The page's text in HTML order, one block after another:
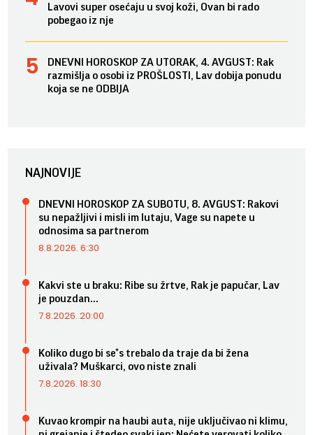
Lavovi super osećaju u svoj koži, Ovan bi rado
pobegao iz nje
DNEVNI HOROSKOP ZA UTORAK, 4. AVGUST: Rak
razmišlja o osobi iz PROŠLOSTI, Lav dobija ponudu
koja se ne ODBIJA
NAJNOVIJE
DNEVNI HOROSKOP ZA SUBOTU, 8. AVGUST: Rakovi
su nepažljivi i misli im lutaju, Vage su napete u
odnosima sa partnerom
8.8.2026. 6:30
Kakvi ste u braku: Ribe su žrtve, Rak je papučar, Lav
je pouzdan...
7.8.2026. 20:00
Koliko dugo bi se*s trebalo da traje da bi žena
uživala? Muškarci, ovo niste znali
7.8.2026. 18:30
Kuvao krompir na haubi auta, nije uključivao ni klimu,